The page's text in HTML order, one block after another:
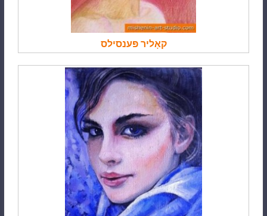
קאָליר פּענסילס